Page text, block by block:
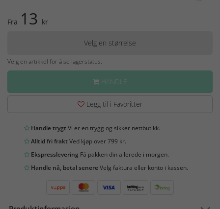
Fra 13 kr
Velg en størrelse
Velg en artikkel for å se lagerstatus.
HANDLE
Legg til i Favoritter
Handle trygtVi er en trygg og sikker nettbutikk.
Alltid fri fraktVed kjøp over 799 kr.
Ekspresslevering Få pakken din allerede i morgen.
Handle nå, betal senereVelg faktura eller konto i kassen.